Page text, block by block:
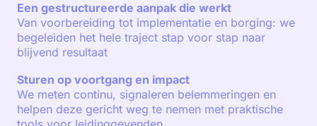
Een gestructureerde aanpak die werkt
Van voorbereiding tot implementatie en borging: we
begeleiden het hele traject stap voor stap naar
blijvend resultaat
Sturen op voortgang en impact
We meten continu, signaleren belemmeringen en
helpen deze gericht weg te nemen met praktische